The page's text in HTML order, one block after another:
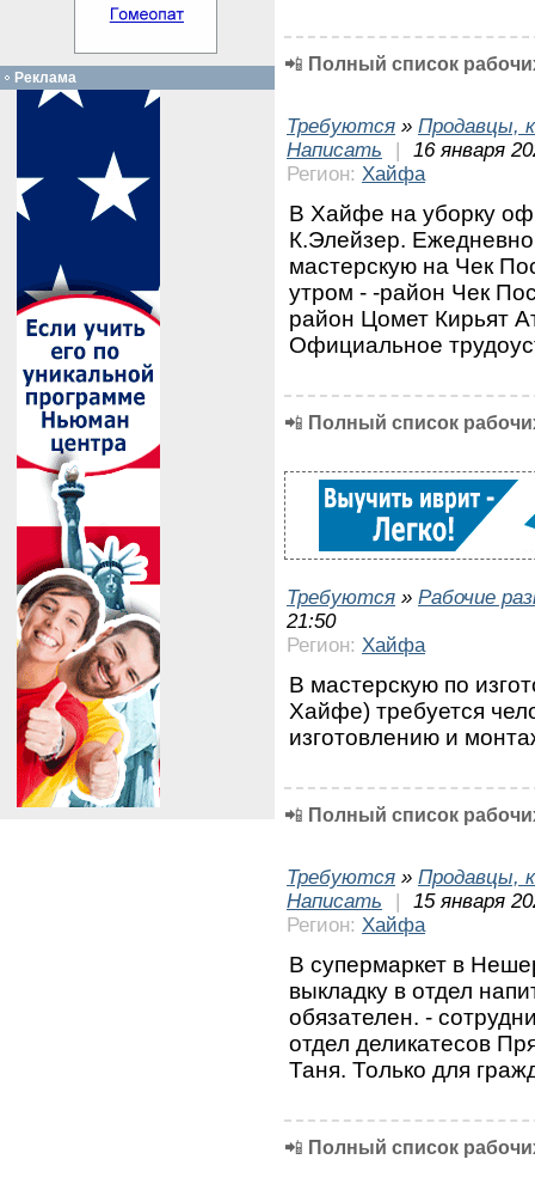
📲 Полный список
Требуются » Продавцы,
Написать
|
16 января
Регион: Хайфа
В Хайфе на уборку
К.Элейзер.
мастерскую на Чек
утром - -район Чек
район Цомет Кирьят
Официальное
📲 Полный список
Требуются » Рабочие
21:50
Регион: Хайфа
В мастерскую по
Хайфе) требуется
изготовлению и
📲 Полный список
Требуются » Продавцы,
Написать
|
15 января
Регион: Хайфа
В супермаркет в
выкладку в отдел
обязателен. -
отдел деликатесов
Таня. Только для
📲 Полный список
Реклама